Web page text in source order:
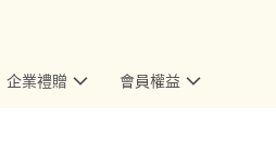
企業禮贈 會員權益